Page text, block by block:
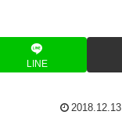
LINE
2018.12.13